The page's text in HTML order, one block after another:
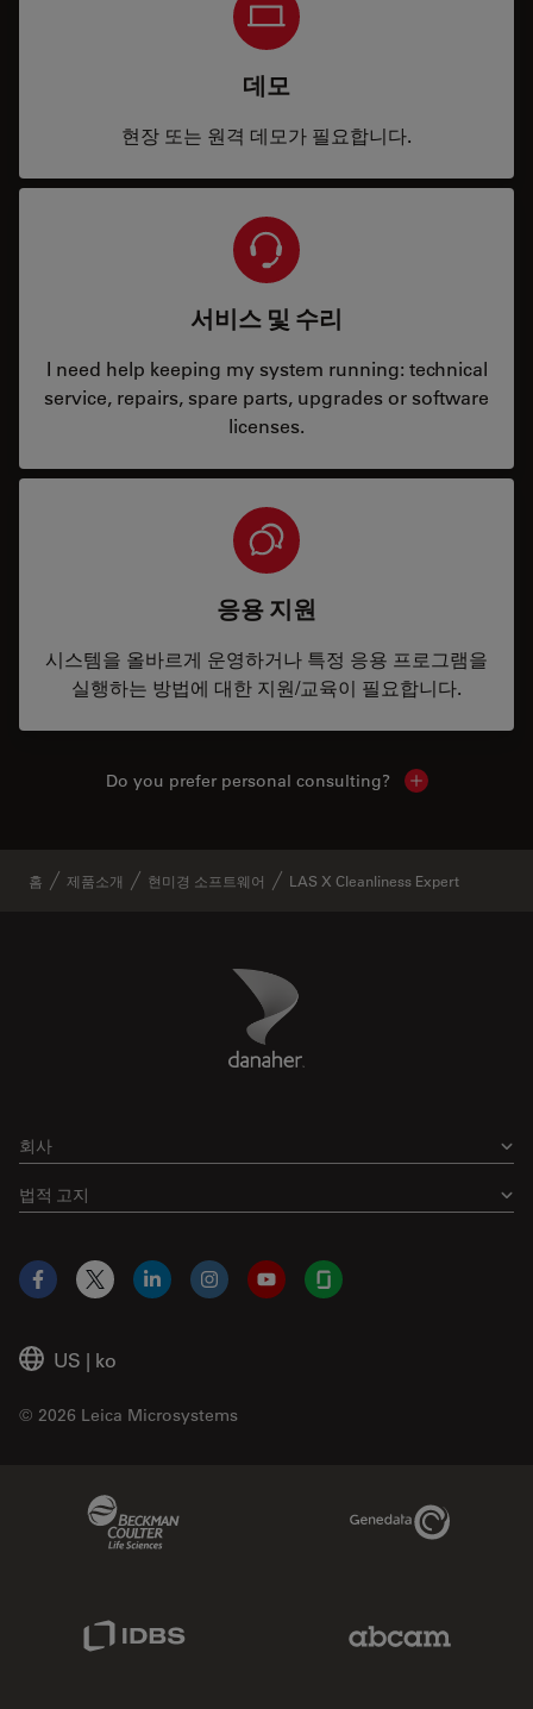
데모
현장 또는 원격 데모가 필요합니다.
서비스 및 수리
I need help keeping my system running: technical
service, repairs, spare parts, upgrades or software
licenses.
응용 지원
시스템을 올바르게 운영하거나 특정 응용 프로그램을
실행하는 방법에 대한 지원/교육이 필요합니다.
Do you prefer personal consulting? Show local
홈 제품소개 현미경 소프트웨어 LAS X Cleanliness Expert
Danaher Logo
회사
법적 고지
US | ko
© 2026 Leica Microsystems
Facebook
X LinkedInInstagramYouTubeGlassdoor
Genedata Link
IDBS Link